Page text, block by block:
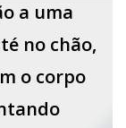
a uma
no chão,
o corpo